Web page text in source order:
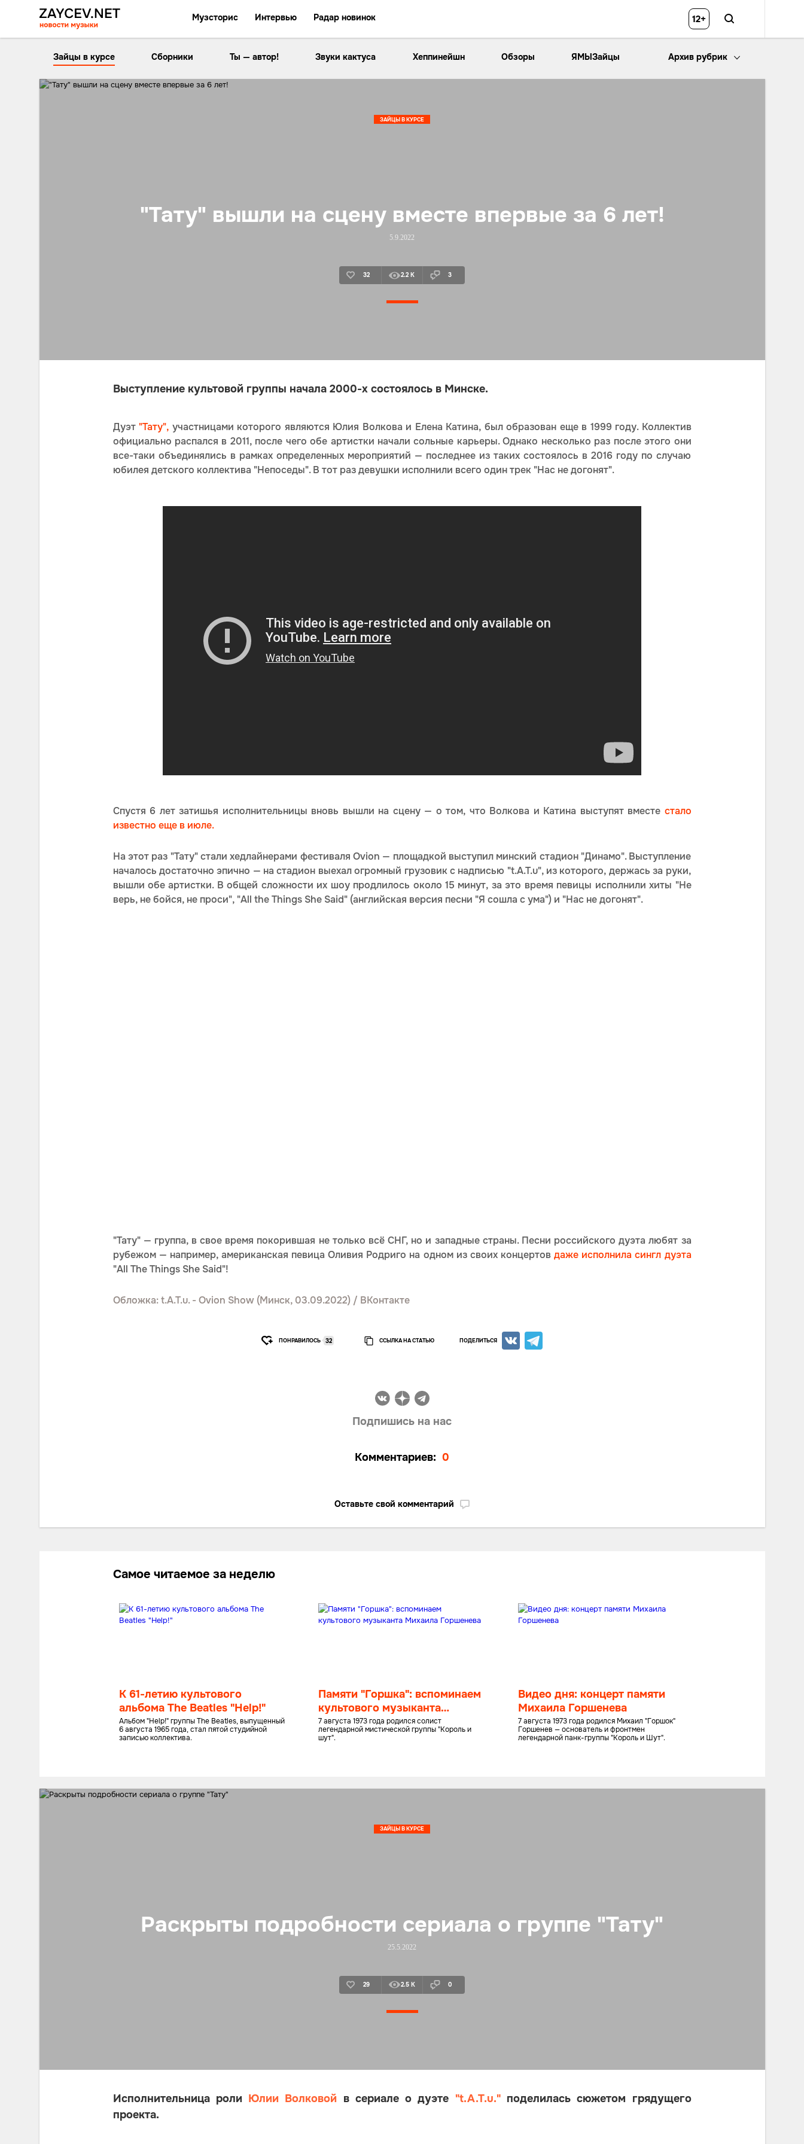
Музсторис Интервью Радар новинок 12+
Зайцы в курсе Сборники Ты — автор! Звуки кактуса Хеппинейшн Обзоры ЯМЫЗайцы Архив рубрик
"Тату" вышли на сцену вместе впервые за 6 лет!
5.9.2022
32 2.2 K 3
ЗАЙЦЫ В КУРСЕ
Выступление культовой группы начала 2000-х состоялось в Минске.
Дуэт "Тату", участницами которого являются Юлия Волкова и Елена Катина, был образован еще в 1999 году. Коллектив
официально распался в 2011, после чего обе артистки начали сольные карьеры. Однако несколько раз после этого они
все-таки объединялись в рамках определенных мероприятий — последнее из таких состоялось в 2016 году по случаю
юбилея детского коллектива "Непоседы". В тот раз девушки исполнили всего один трек "Нас не догонят".
Спустя 6 лет затишья исполнительницы вновь вышли на сцену — о том, что Волкова и Катина выступят вместе стало
известно еще в июле.
На этот раз "Тату" стали хедлайнерами фестиваля Ovion — площадкой выступил минский стадион "Динамо". Выступление
началось достаточно эпично — на стадион выехал огромный грузовик с надписью "t.A.T.u", из которого, держась за руки,
вышли обе артистки. В общей сложности их шоу продлилось около 15 минут, за это время певицы исполнили хиты "Не
верь, не бойся, не проси", "All the Things She Said" (английская версия песни "Я сошла с ума") и "Нас не догонят".
"Тату" — группа, в свое время покорившая не только всё СНГ, но и западные страны. Песни российского дуэта любят за
рубежом — например, американская певица Оливия Родриго на одном из своих концертовдаже исполнила сингл дуэта
"All The Things She Said"!
Обложка: t.A.T.u. - Ovion Show (Минск, 03.09.2022) / ВКонтакте
ПОНРАВИЛОСЬ 32 ССЫЛКА НА СТАТЬЮ ПОДЕЛИТЬСЯ
Подпишись на нас
Комментариев: 0
Оставьте свой комментарий
Самое читаемое за неделю
К 61-летию культового
альбома The Beatles "Help!"
Альбом "Help!" группы The Beatles, выпущенный
6 августа 1965 года, стал пятой студийной
записью коллектива.
Памяти "Горшка": вспоминаем
культового музыканта
Михаила Горшенева
7 августа 1973 года родился солист
легендарной мистической группы "Король и
шут".
Видео дня: концерт памяти
Михаила Горшенева
7 августа 1973 года родился Михаил "Горшок"
Горшенев — основатель и фронтмен
легендарной панк-группы "Король и Шут".
Раскрыты подробности сериала о группе "Тату"
25.5.2022
29 2.5 K 0
ЗАЙЦЫ В КУРСЕ
Исполнительница роли Юлии Волковой в сериале о дуэте "t.A.T.u."поделилась сюжетом грядущего
проекта.